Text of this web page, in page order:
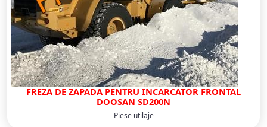
FREZA DE ZAPADA PENTRU INCARCATOR FRONTAL
DOOSAN SD200N
Piese utilaje